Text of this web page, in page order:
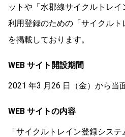
ットや「水郡線サイクルトレイ
利用登録のための「サイクル
を掲載しております。
WEB サイト開設期間
2021 年3 月26 日（金）から当
WEB サイトの内容
「サイクルトレイン登録シス